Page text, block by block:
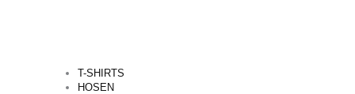
T-SHIRTS
HOSEN